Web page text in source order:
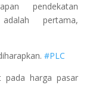
pendekatan
pertama,
#PLC
pada harga pasar